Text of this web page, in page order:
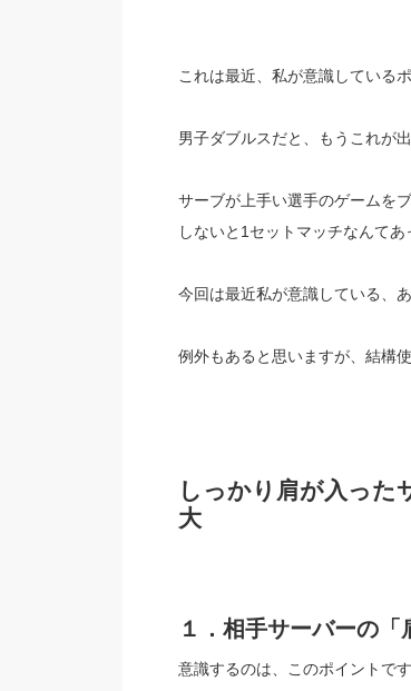
これは最近、私が意識している
男子ダブルスだと、もうこれが
サーブが上手い選手のゲームを
しないと1セットマッチなんてあ
今回は最近私が意識している、
例外もあると思いますが、結構
しっかり肩が入った
大
１．相手サーバーの「
意識するのは、このポイントです